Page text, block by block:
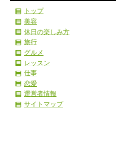
トップ
美容
休日の楽しみ方
旅行
グルメ
レッスン
仕事
恋愛
運営者情報
サイトマップ